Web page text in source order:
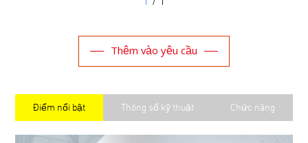
Thêm vào yêu cầu
Điểm nổi bật Thông số kỹ thuật Chức năng